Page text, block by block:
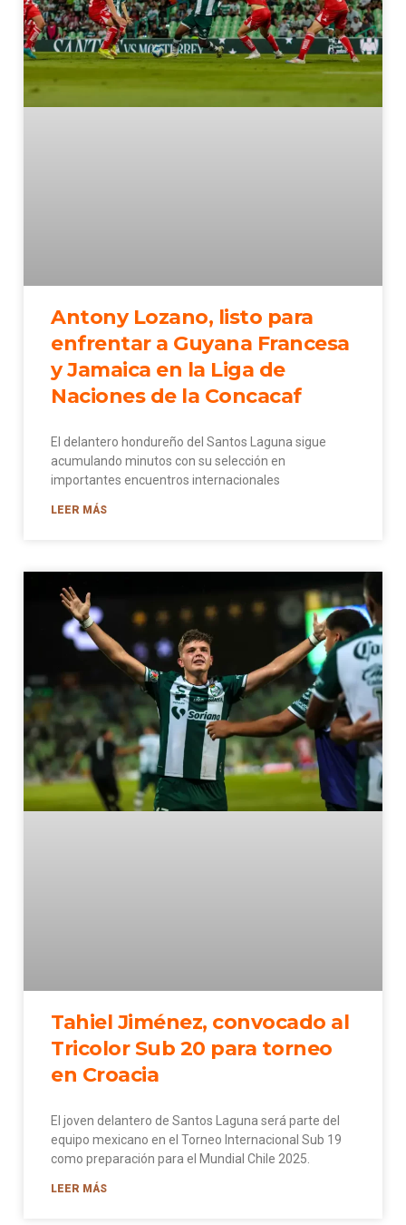
Antony Lozano, listo para
enfrentar a Guyana Francesa
y Jamaica en la Liga de
Naciones de la Concacaf
El delantero hondureño del Santos Laguna sigue
acumulando minutos con su selección en
importantes encuentros internacionales
LEER MÁS
Tahiel Jiménez, convocado al
Tricolor Sub 20 para torneo
en Croacia
El joven delantero de Santos Laguna será parte del
equipo mexicano en el Torneo Internacional Sub 19
como preparación para el Mundial Chile 2025.
LEER MÁS